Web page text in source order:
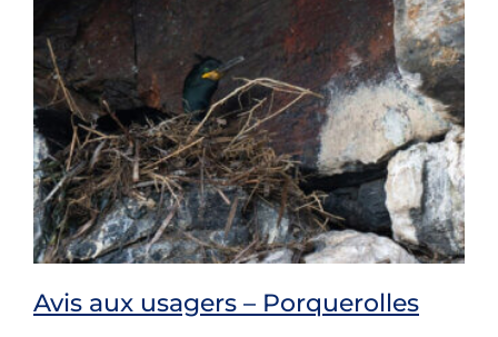
Avis aux usagers – Porquerolles